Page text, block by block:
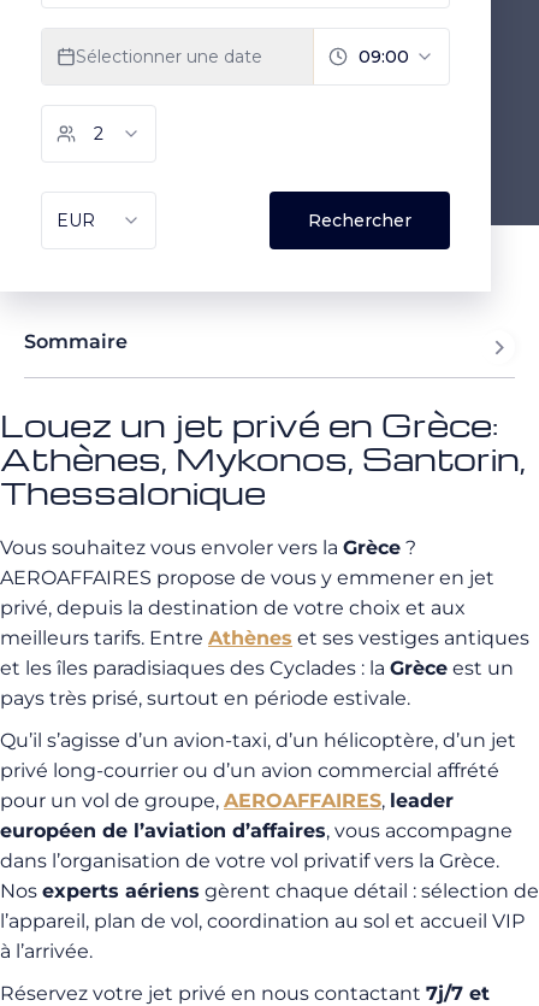
Sommaire
Louez un jet privé en Grèce:
Athènes, Mykonos, Santorin,
Thessalonique
Vous souhaitez vous envoler vers la Grèce ?
AEROAFFAIRES propose de vous y emmener en jet
privé, depuis la destination de votre choix et aux
meilleurs tarifs. Entre Athènes et ses vestiges antiques
et les îles paradisiaques des Cyclades : la Grèce est un
pays très prisé, surtout en période estivale.
Qu’il s’agisse d’un avion-taxi, d’un hélicoptère, d’un jet
privé long-courrier ou d’un avion commercial affrété
pour un vol de groupe, AEROAFFAIRES, leader
européen de l’aviation d’affaires, vous accompagne
dans l’organisation de votre vol privatif vers la Grèce.
Nos experts aériens gèrent chaque détail : sélection de
l’appareil, plan de vol, coordination au sol et accueil VIP
à l’arrivée.
Réservez votre jet privé en nous contactant 7j/7 et